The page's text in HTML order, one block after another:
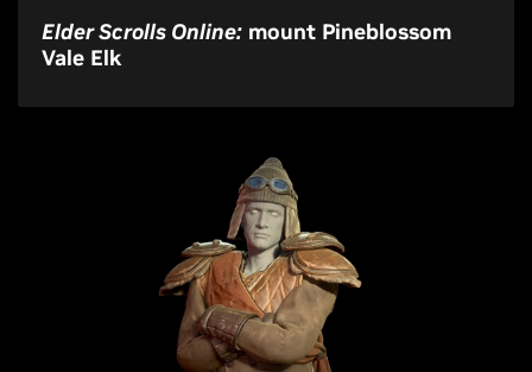
Elder Scrolls Online: mount Pineblossom
Vale Elk